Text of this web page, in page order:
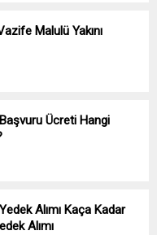
Malulü Yakını
Ücreti Hangi
Alımı Kaça Kadar
Alımı